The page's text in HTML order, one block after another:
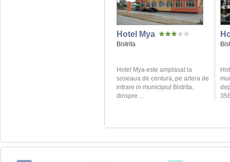
Hotel Mya
Bistrita
Hotel Mya este amplasat la
soseaua de centura, pe artera de
intrare in municipiul Bistrita,
dinspre ...